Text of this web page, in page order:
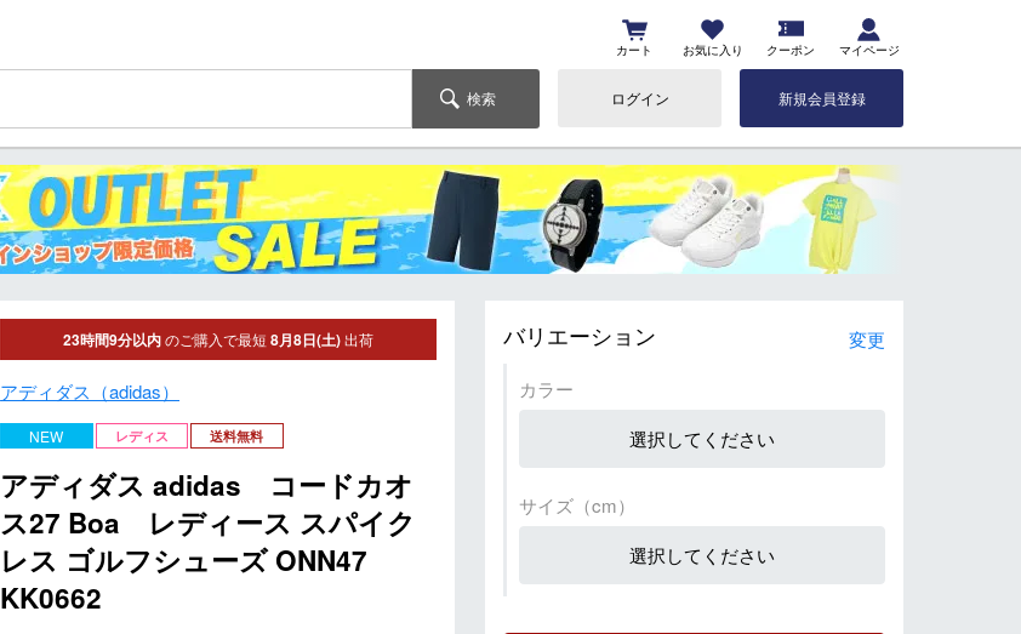
カート お気に入り クーポン マイページ
検索 ログイン 新規会員登録
23時間9分以内のご購入で最短 8月8日(土)出荷
アディダス（adidas）
NEW レディス 送料無料
アディダス adidas コードカオ
ス27 Boa レディース スパイク
レス ゴルフシューズ ONN47
KK0662
バリエーション
変更
カラー
選択してください
サイズ（cm）
選択してください